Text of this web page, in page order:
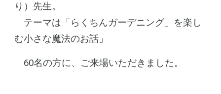
り）先生。
テーマは「らくちんガーデニング」を楽し
む小さな魔法のお話」
60名の方に、ご来場いただきました。